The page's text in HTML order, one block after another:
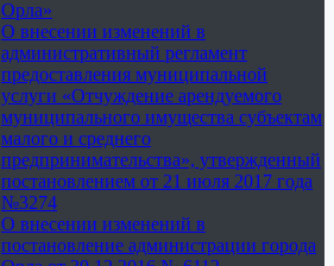
Орла»
О внесении изменений в
административный регламент
предоставления муниципальной
услуги «Отчуждение арендуемого
муниципального имущества субъектам
малого и среднего
предпринимательства», утвержденный
постановлением от 21 июля 2017 года
№3274
О внесении изменений в
постановление администрации города